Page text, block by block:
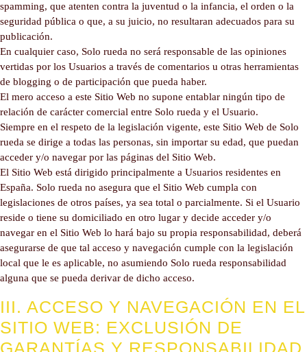
spamming, que atenten contra la juventud o la infancia, el orden o la
seguridad pública o que, a su juicio, no resultaran adecuados para su
publicación.
En cualquier caso, Solo rueda no será responsable de las opiniones
vertidas por los Usuarios a través de comentarios u otras herramientas
de blogging o de participación que pueda haber.
El mero acceso a este Sitio Web no supone entablar ningún tipo de
relación de carácter comercial entre Solo rueda y el Usuario.
Siempre en el respeto de la legislación vigente, este Sitio Web de Solo
rueda se dirige a todas las personas, sin importar su edad, que puedan
acceder y/o navegar por las páginas del Sitio Web.
El Sitio Web está dirigido principalmente a Usuarios residentes en
España. Solo rueda no asegura que el Sitio Web cumpla con
legislaciones de otros países, ya sea total o parcialmente. Si el Usuario
reside o tiene su domiciliado en otro lugar y decide acceder y/o
navegar en el Sitio Web lo hará bajo su propia responsabilidad, deberá
asegurarse de que tal acceso y navegación cumple con la legislación
local que le es aplicable, no asumiendo Solo rueda responsabilidad
alguna que se pueda derivar de dicho acceso.
III. ACCESO Y NAVEGACIÓN EN EL
SITIO WEB: EXCLUSIÓN DE
GARANTÍAS Y RESPONSABILIDAD